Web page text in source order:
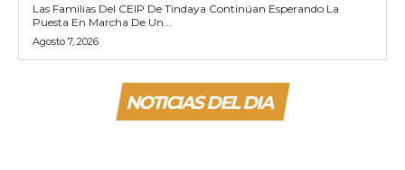
Las Familias Del CEIP De Tindaya Continúan Esperando La
Puesta En Marcha De Un...
Agosto 7, 2026
NOTICIAS DEL DIA